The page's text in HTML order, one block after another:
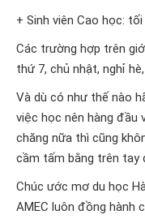
+ Sinh viên Cao học:
Các trường hợp trên
thứ 7, chủ nhật, nghỉ
Và dù có như thế nào
việc học nên hàng đầu
chăng nữa thì cũng
cầm tấm bằng trên tay
Chúc ước mơ du học
AMEC luôn đồng hành